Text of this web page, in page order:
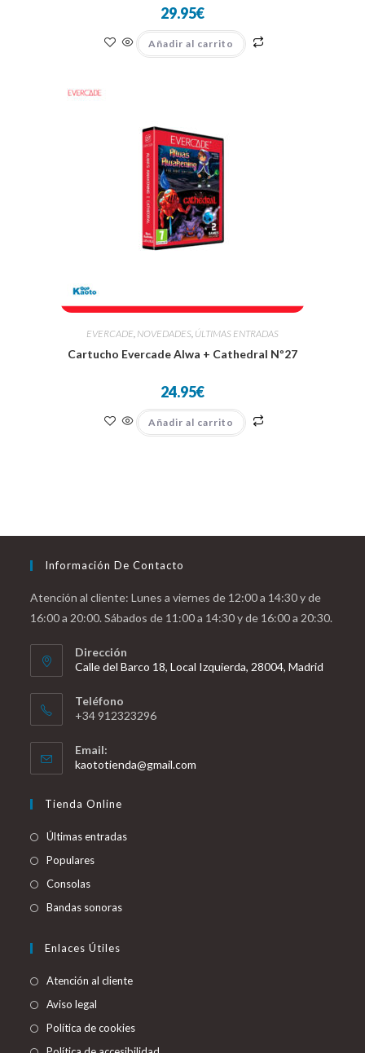
29.95€
Añadir al carrito
EVERCADE NOVEDADES ÚLTIMAS ENTRADAS
Cartucho Evercade Alwa + Cathedral Nº27
24.95€
Añadir al carrito
Información De Contacto
Atención al cliente: Lunes a viernes de 12:00 a 14:30 y de
16:00 a 20:00. Sábados de 11:00 a 14:30 y de 16:00 a 20:30.
Dirección
Calle del Barco 18, Local Izquierda, 28004, Madrid
Teléfono
+34 912323296
Email:
kaototienda@gmail.com
Tienda Online
Últimas entradas
Populares
Consolas
Bandas sonoras
Enlaces Útiles
Atención al cliente
Aviso legal
Política de cookies